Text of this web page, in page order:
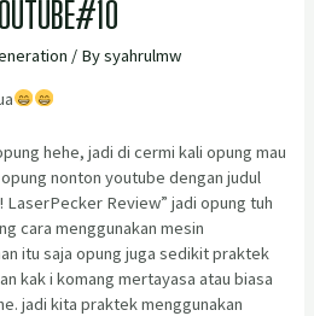
/ Bysyahrulmw
hehe, jadi di cermi kali opung mau
nonton youtube dengan judul
LaserPecker Review” jadi opung tuh
cara menggunakan mesin
itu saja opung juga sedikit praktek
kak i komang mertayasa atau biasa
jadi kita praktek menggunakan